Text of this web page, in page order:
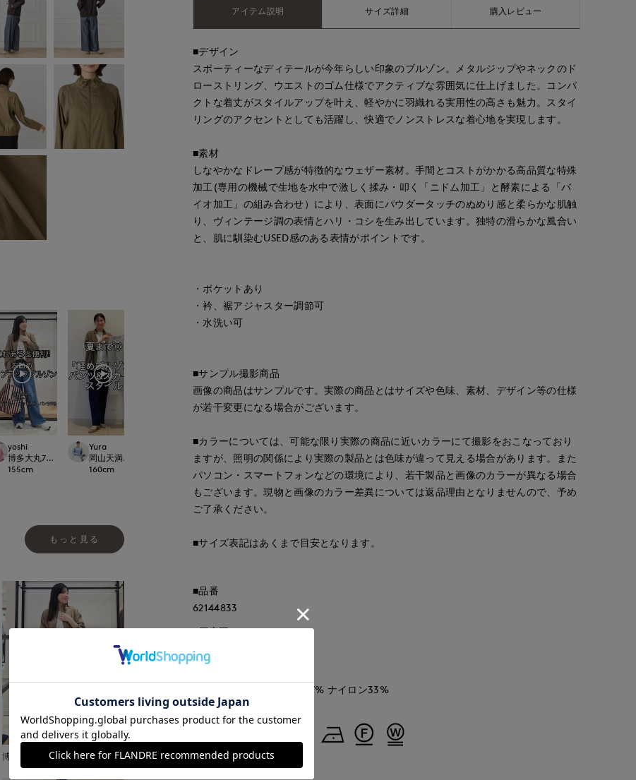
yoshi
博多大丸7-IDconcept.
155cm
Yura
岡山天満屋7-IDconcept.
160cm
新潟伊勢丹7-IDconcept.
もっと見る
博多大丸7-IDconcept.
アイテム説明 サイズ詳細 購入レビュー
■デザイン
スポーティーなディテールが今年らしい印象のブルゾン。メタルジップやネックのド
ローストリング、ウエストのゴム仕様でアクティブな雰囲気に仕上げました。コンパ
クトな着丈がスタイルアップを叶え、軽やかに羽織れる実用性の高さも魅力。スタイ
リングのアクセントとしても活躍し、快適でノンストレスな着心地を実現します。
■素材
しなやかなドレープ感が特徴的なウェザー素材。手間とコストがかかる高品質な特殊
加工(専用の機械で生地を水中で激しく揉み・叩く「ニドム加工」と酵素による「バ
イオ加工」の組み合わせ）により、表面にパウダータッチのぬめり感と柔らかな肌触
り、ヴィンテージ調の表情とハリ・コシを生み出しています。独特の滑らかな風合い
と、肌に馴染むUSED感のある表情がポイントです。
・ポケットあり
・衿、裾アジャスター調節可
・水洗い可
■サンプル撮影商品
画像の商品はサンプルです。実際の商品とはサイズや色味、素材、デザイン等の仕様
が若干変更になる場合がございます。
■カラーについては、可能な限り実際の商品に近いカラーにて撮影をおこなっており
ますが、照明の関係により実際の製品とは色味が違って見える場合があります。また
パソコン・スマートフォンなどの環境により、若干製品と画像のカラーが異なる場合
もございます。現物と画像のカラー差異については返品理由となりませんので、予め
ご了承ください。
■サイズ表記はあくまで目安となります。
■品番
62144833
■原産国
中国製
再生繊維（セルロース）67% ナイロン33%
■取扱い方法
取り扱いについて